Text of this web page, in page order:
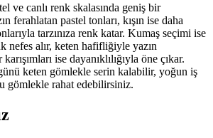
ve canlı renk skalasında geniş bir
ferahlatan pastel tonları, kışın ise daha
tarzınıza renk katar. Kumaş seçimi ise
nefes alır, keten hafifliğiyle yazın
karışımları ise dayanıklılığıyla öne çıkar.
keten gömlekle serin kalabilir, yoğun iş
gömlekle rahat edebilirsiniz.